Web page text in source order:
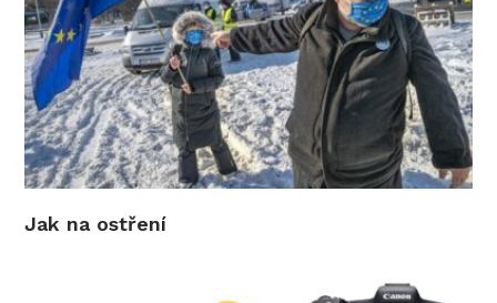
Jak na ostření